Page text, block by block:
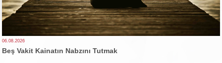
06.08.2026
Beş Vakit Kainatın Nabzını Tutmak